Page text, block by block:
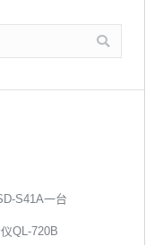
S41A一台
QL-720B